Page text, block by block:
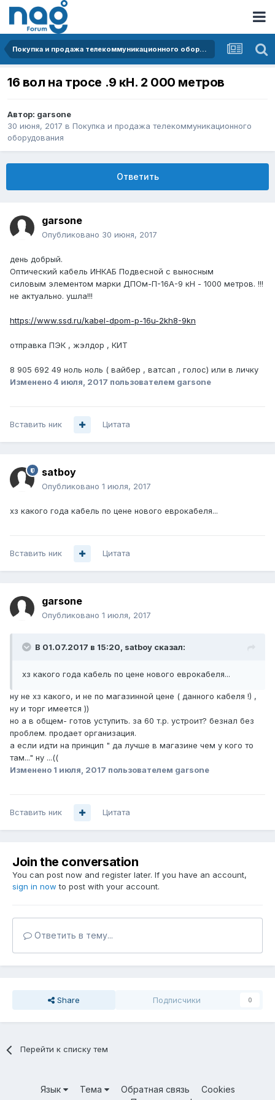
Покупка и продажа телекоммуникационного оборудования
16 вол на тросе .9 кН. 2 000 метров
Автор: garsone
30 июня, 2017 в Покупка и продажа телекоммуникационного
оборудования
Ответить
garsone
Опубликовано 30 июня, 2017
день добрый.
Оптический кабель ИНКАБ Подвесной с выносным
силовым элементом марки ДПОм-П-16А-9 кН - 1000 метров. !!!
не актуально. ушла!!!
https://www.ssd.ru/kabel-dpom-p-16u-2kh8-9kn
отправка ПЭК , жэлдор , КИТ
8 905 692 49 ноль ноль ( вайбер , ватсап , голос) или в личку
Изменено4 июля, 2017 пользователем garsone
Вставить ник Цитата
satboy
Опубликовано 1 июля, 2017
хз какого года кабель по цене нового еврокабеля...
Вставить ник Цитата
garsone
Опубликовано 1 июля, 2017
В 01.07.2017 в 15:20, satboy сказал:
хз какого года кабель по цене нового еврокабеля...
ну не хз какого, и не по магазинной цене ( данного кабеля !) ,
ну и торг имеется ))
но а в общем- готов уступить. за 60 т.р. устроит? безнал без
проблем. продает организация.
а если идти на принцип " да лучше в магазине чем у кого то
там..." ну ...((
Изменено 1 июля, 2017 пользователем garsone
Вставить ник Цитата
Join the conversation
You can post now and register later. If you have an account,
sign in now to post with your account.
Ответить в тему...
Share Подписчики 0
Перейти к списку тем
Язык Тема Обратная связь
Cookies